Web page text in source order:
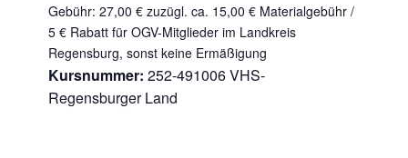
Gebühr: 27,00 € zuzügl. ca. 15,00 € Materialgebühr /
5 € Rabatt für OGV-Mitglieder im Landkreis
Regensburg, sonst keine Ermäßigung
Kursnummer: 252-491006 VHS-
Regensburger Land